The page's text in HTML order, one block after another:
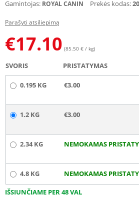
Gamintojas: ROYAL CANIN Prekės kodas:
Parašyti atsiliepimą
€17.10 (85.50 € / kg)
SVORIS PRISTATYMAS
0.195 KG €3.00
1.2 KG €3.00
2.34 KG NEMOKAMAS
4.8 KG NEMOKAMAS
IŠSIUNČIAME PER 48 VAL